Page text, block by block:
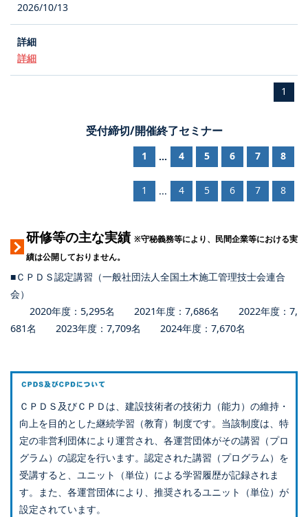
2026/10/13
詳細
1
受付締切/開催終了セミナー
1 ... 4 5 6 7 8
1 ... 4 5 6 7 8
研修等の主な実績 ※守秘義務等により、民間企業等における実
績は公開しておりません。
■ＣＰＤＳ認定講習（一般社団法人全国土木施工管理技士会連合
会）
2020年度：5,295名 2021年度：7,686名 2022年度：7,
681名 2023年度：7,709名 2024年度：7,670名
ＣＰＤＳ及びＣＰＤは、建設技術者の技術力（能力）の維持・
向上を目的とした継続学習（教育）制度です。当該制度は、特
定の非営利団体により運営され、各運営団体がその講習（プロ
グラム）の認定を行います。認定された講習（プログラム）を
受講すると、ユニット（単位）による学習履歴が記録されま
す。また、各運営団体により、推奨されるユニット（単位）が
設定されています。